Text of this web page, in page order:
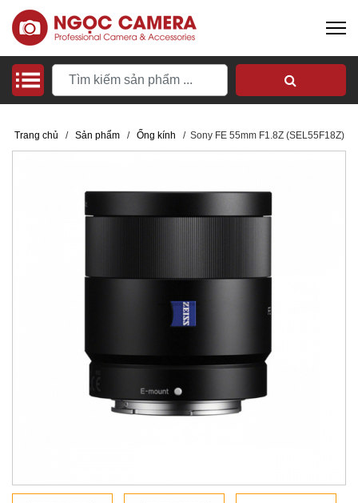
Trang chủ / Sản phẩm / Ống kính / Sony FE 55mm F1.8Z (SEL55F18Z)